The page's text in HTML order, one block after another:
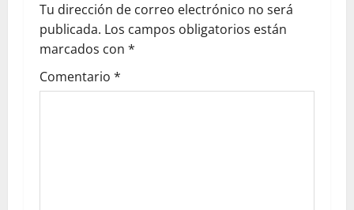
Tu dirección de correo electrónico no será
publicada. Los campos obligatorios están
marcados con *
Comentario *